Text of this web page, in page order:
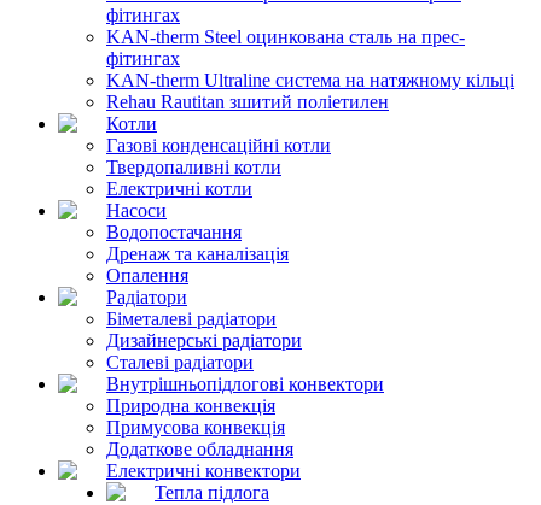
фітингах
KAN-therm Steel оцинкована сталь на прес-
фітингах
KAN-therm Ultraline система на натяжному кільці
Rehau Rautitan зшитий поліетилен
Котли
Газові конденсаційні котли
Твердопаливні котли
Електричні котли
Насоси
Водопостачання
Дренаж та каналізація
Опалення
Радіатори
Біметалеві радіатори
Дизайнерські радіатори
Сталеві радіатори
Внутрішньопідлогові конвектори
Природна конвекція
Примусова конвекція
Додаткове обладнання
Електричні конвектори
Тепла підлога